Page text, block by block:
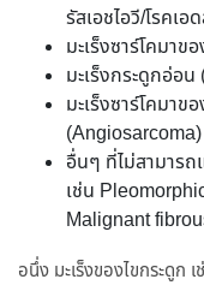
รัสเอชไอวี/โรคเอ
มะเร็งซาร์โคมา
มะเร็งกระดูกอ่อ
มะเร็งซาร์โคมา
(Angiosarcoma)
อื่นๆ ที่ไม่สามารถ
เช่น
Malignant
อนึ่ง มะเร็งของไขกระดูก